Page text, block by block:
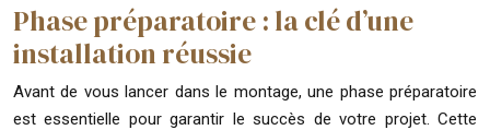
Phase préparatoire : la clé d’une
installation réussie
Avant de vous lancer dans le montage, une phase préparatoire
est essentielle pour garantir le succès de votre projet. Cette